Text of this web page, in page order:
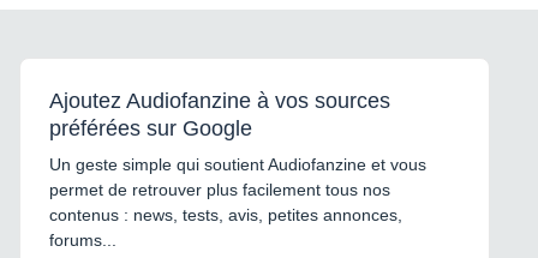
Ajoutez Audiofanzine à vos sources
préférées sur Google
Un geste simple qui soutient Audiofanzine et vous
permet de retrouver plus facilement tous nos
contenus : news, tests, avis, petites annonces,
forums...